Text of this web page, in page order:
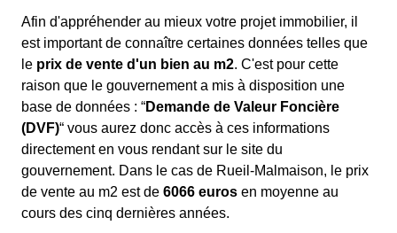
Afin d'appréhender au mieux votre projet immobilier, il
est important de connaître certaines données telles que
le prix de vente d'un bien au m2. C'est pour cette
raison que le gouvernement a mis à disposition une
base de données : “Demande de Valeur Foncière
(DVF)“ vous aurez donc accès à ces informations
directement en vous rendant sur le site du
gouvernement. Dans le cas de Rueil-Malmaison, le prix
de vente au m2 est de 6066 euros en moyenne au
cours des cinq dernières années.